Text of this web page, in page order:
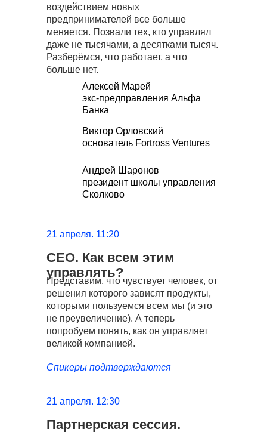
воздействием новых
предпринимателей все больше
меняется. Позвали тех, кто управлял
даже не тысячами, а десятками тысяч.
Разберёмся, что работает, а что
больше нет.
Алексей Марей
экс-предправления Альфа
Банка
Виктор Орловский
основатель Fortross Ventures
Андрей Шаронов
президент школы управления
Сколково
21 апреля. 11:20
СЕО. Как всем этим
управлять?
Представим, что чувствует человек, от
решения которого зависят продукты,
которыми пользуемся всем мы (и это
не преувеличение). А теперь
попробуем понять, как он управляет
великой компанией.
Спикеры подтверждаются
21 апреля. 12:30
Партнерская сессия.